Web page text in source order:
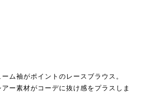
ム袖がポイントのレースブラウス。
ー素材がコーデに抜け感をプラスしま